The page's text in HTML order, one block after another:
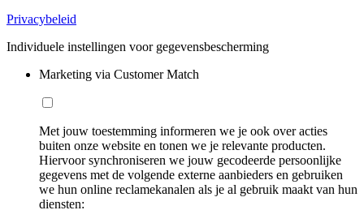
Privacybeleid
Individuele instellingen voor gegevensbescherming
Marketing via Customer Match
Met jouw toestemming informeren we je ook over acties
buiten onze website en tonen we je relevante producten.
Hiervoor synchroniseren we jouw gecodeerde persoonlijke
gegevens met de volgende externe aanbieders en gebruiken
we hun online reclamekanalen als je al gebruik maakt van hun
diensten: